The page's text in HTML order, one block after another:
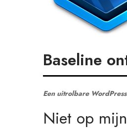
Baseline
Een uitrolbare
Niet op